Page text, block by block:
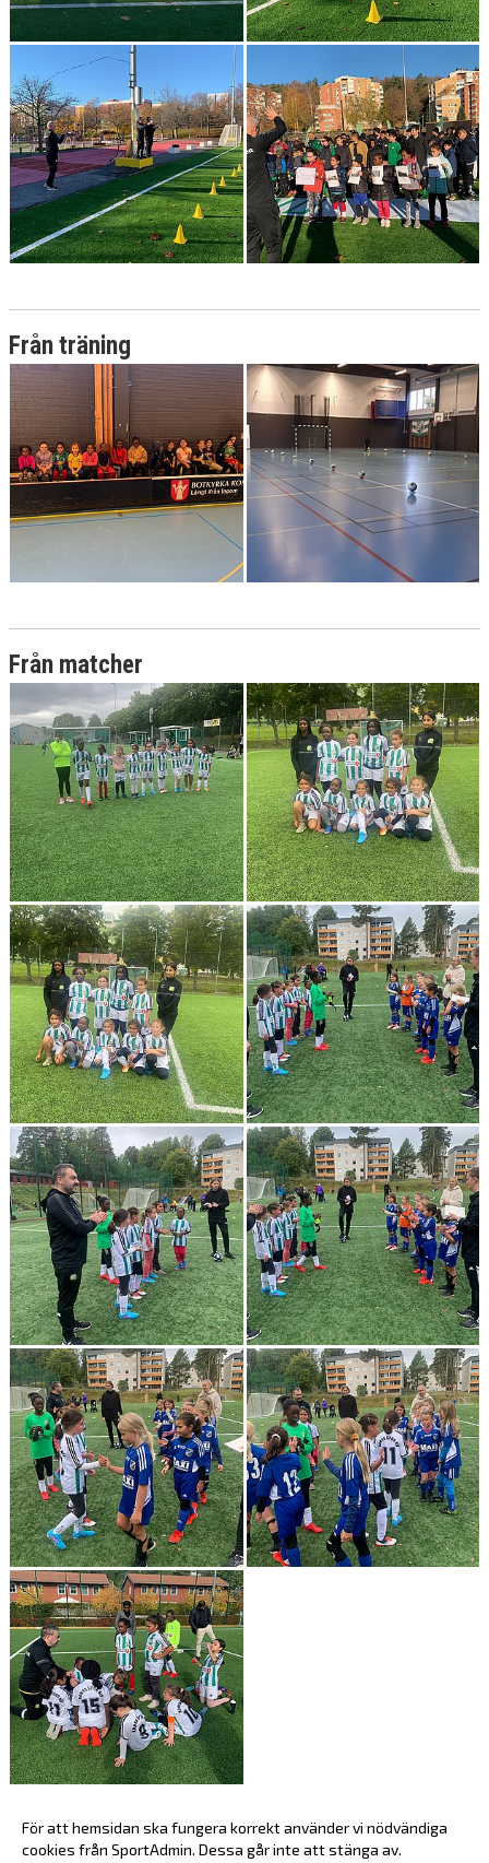
Från träning
Från matcher
St:Eriks Cup och Turneringar
För att hemsidan ska fungera korrekt använder vi nödvändiga
cookies från SportAdmin. Dessa går inte att stänga av.